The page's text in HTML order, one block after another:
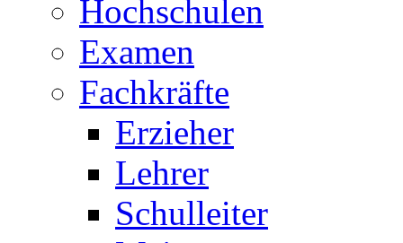
Hochschulen
Examen
Fachkräfte
Erzieher
Lehrer
Schulleiter